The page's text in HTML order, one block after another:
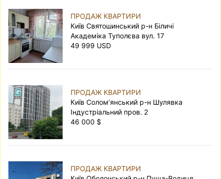
ПРОДАЖ КВАРТИРИ
Київ Святошинський р-н Біличі
Академіка Туполєва вул. 17
49 999 USD
ПРОДАЖ КВАРТИРИ
Київ Солом’янський р-н Шулявка
Індустріальний пров. 2
46 000 $
ПРОДАЖ КВАРТИРИ